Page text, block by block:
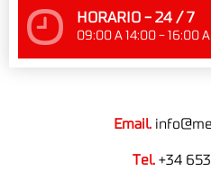
HORARIO - 24 / 7
09:00 A 14:00 - 16:00
Email.
Tel. +34